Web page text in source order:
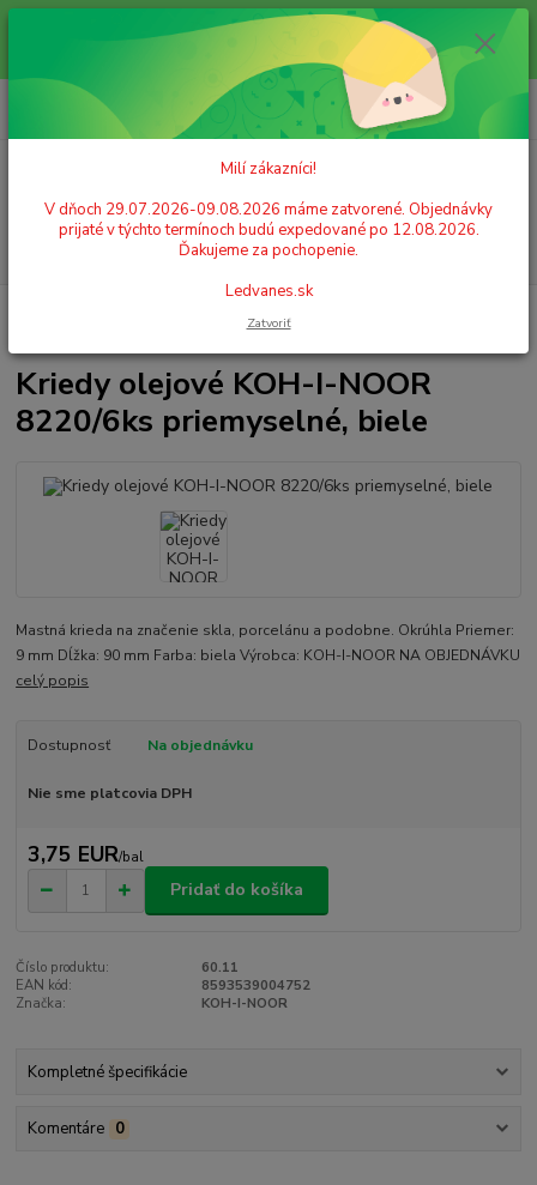
Milí zákazníci! V dňoch 29.07.2026-09.08.2026 máme zatvorené.
Objednávky prijaté v týchto termínoch budú expedované po 12.08.2026.
Ďakujeme za pochopenie. Ledvanes.sk
+421 908 755 958
Po. - Pia. od 9:00 hod. - 16:00 hod.
za0,00 EUR
KOH-I-NOOR 8220/6ks priemyselné, biele
Kriedy olejové KOH-I-NOOR
8220/6ks priemyselné, biele
Mastná krieda na značenie skla, porcelánu a podobne. Okrúhla Priemer:
9 mm Dĺžka: 90 mm Farba: biela Výrobca: KOH-I-NOOR NA OBJEDNÁVKU
celý popis
Dostupnosť Na objednávku
Nie sme platcovia DPH
3,75 EUR/bal
Pridať do košíka
Číslo produktu:
60.11
EAN kód:
8593539004752
Značka:
KOH-I-NOOR
Kompletné špecifikácie
Komentáre 0
Milí zákazníci!
V dňoch 29.07.2026-09.08.2026 máme zatvorené. Objednávky
prijaté v týchto termínoch budú expedované po 12.08.2026.
Ďakujeme za pochopenie.
Ledvanes.sk
Zatvoriť